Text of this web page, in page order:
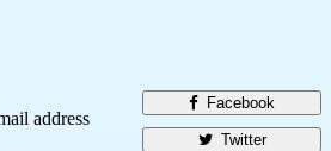
Facebook
Twitter
address